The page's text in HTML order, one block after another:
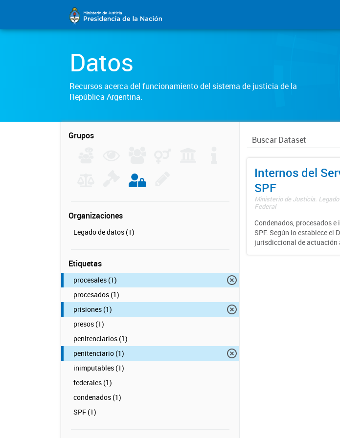
Datos
Recursos acerca del funcionamiento del sistema de justicia de la
República Argentina.
Grupos
Organizaciones
Legado de datos (1)
Etiquetas
procesales (1)
procesados (1)
prisiones (1)
presos (1)
penitenciarios (1)
penitenciario (1)
inimputables (1)
federales (1)
condenados (1)
SPF (1)
Internos del
SPF
Ministerio de Justicia.
Federal
Condenados, procesados
SPF. Según lo establece el
jurisdiccional de actuación